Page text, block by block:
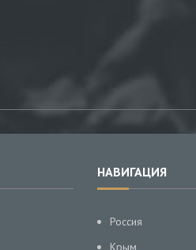
НАВИГАЦИЯ
Россия
Крым